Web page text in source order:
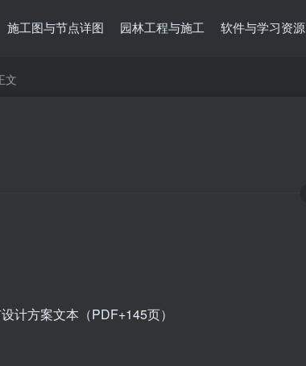
施工图与节点详图 园林工程与施工 软件与学习资源
文
计方案文本（PDF+145页）